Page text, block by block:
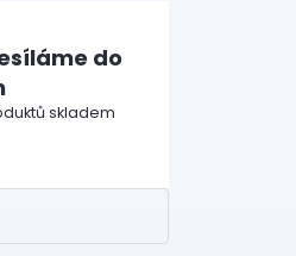
do
skladem